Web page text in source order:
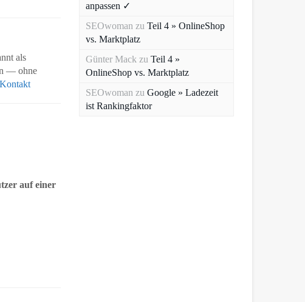
als
— ohne
Kontakt
auf einer
anpassen ✓
SEOwoman zu Teil 4 » OnlineShop
vs. Marktplatz
Günter Mack zu Teil 4 »
OnlineShop vs. Marktplatz
SEOwoman zu Google » Ladezeit
ist Rankingfaktor